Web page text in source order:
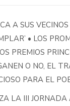
A SUS VECINOS
• LOS
PREMIOS
O NO, EL
PARA EL
LA III JORNADA